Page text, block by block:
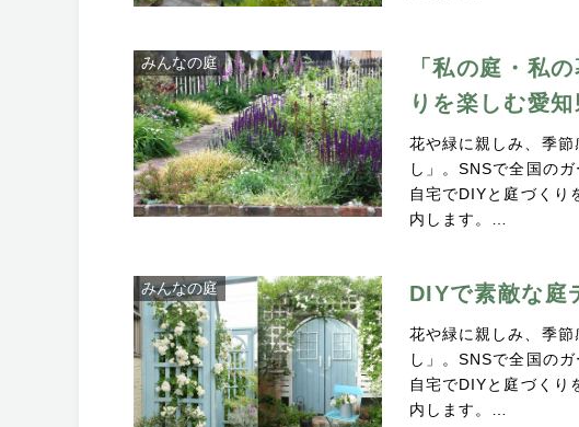
みんなの庭
「私の庭・私
りを楽しむ愛
花や緑に親しみ、季
し」。SNSで全国の
自宅でDIYと庭づくり
内します。…
みんなの庭 DIYで素敵な庭
花や緑に親しみ、季
し」。SNSで全国の
自宅でDIYと庭づくり
内します。…